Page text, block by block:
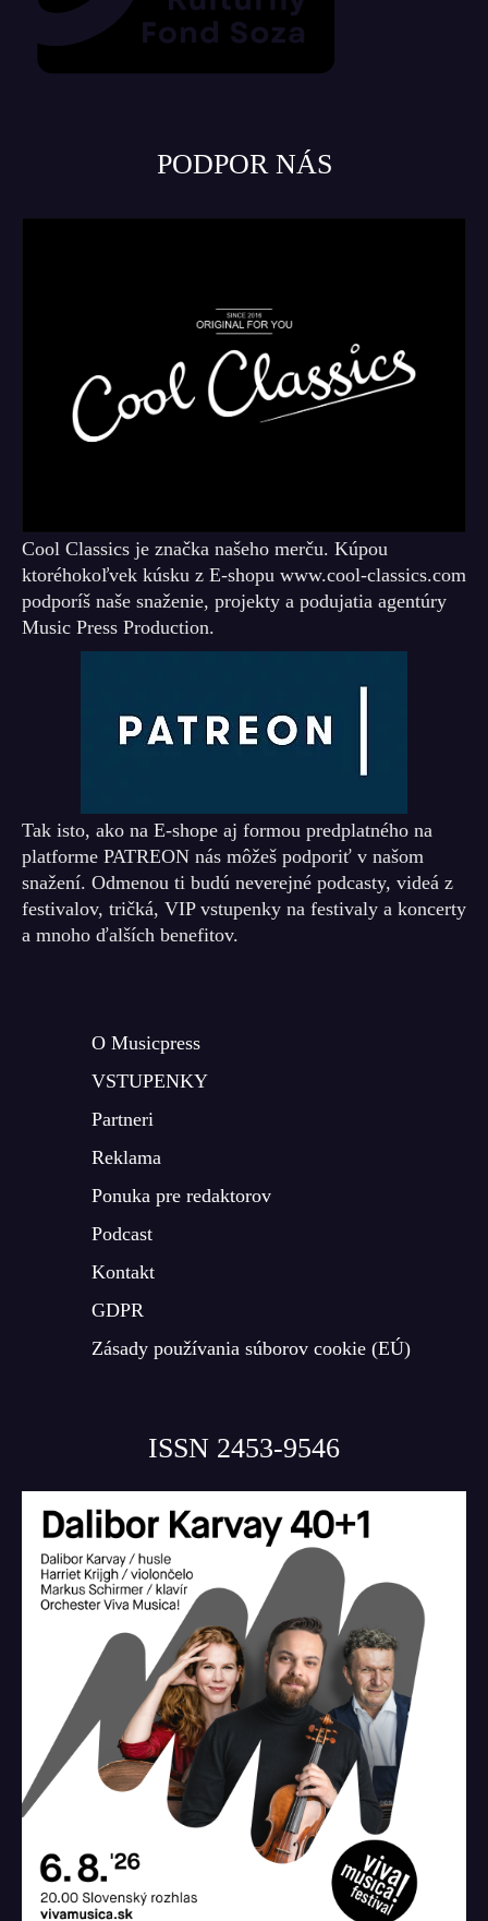
PODPOR NÁS
Cool Classics je značka našeho merču. Kúpou
ktoréhokoľvek kúsku z E-shopu www.cool-classics.com
podporíš naše snaženie, projekty a podujatia agentúry
Music Press Production.
Tak isto, ako na E-shope aj formou predplatného na
platforme PATREON nás môžeš podporiť v našom
snažení. Odmenou ti budú neverejné podcasty, videá z
festivalov, tričká, VIP vstupenky na festivaly a koncerty
a mnoho ďalších benefitov.
O Musicpress
VSTUPENKY
Partneri
Reklama
Ponuka pre redaktorov
Podcast
Kontakt
GDPR
Zásady používania súborov cookie (EÚ)
ISSN 2453-9546